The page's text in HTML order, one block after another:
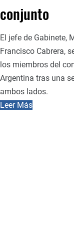
conjunto
El jefe de Gabinete,
Francisco Cabrera,
los miembros del
Argentina tras una
ambos lados.
Leer Más